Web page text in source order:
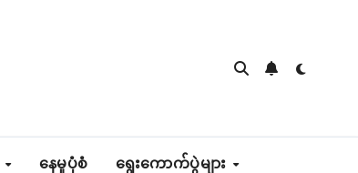
နေမှုပုံစံ ရွေးကောက်ပွဲများ